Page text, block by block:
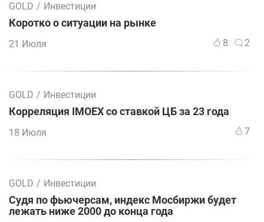
GOLD / Инвестиции
Коротко о ситуации на рынке
21 Июля 8 2
GOLD / Инвестиции
Корреляция IMOEX со ставкой ЦБ за 23 года
18 Июля 7
GOLD / Инвестиции
Судя по фьючерсам, индекс Мосбиржи будет
лежать ниже 2000 до конца года